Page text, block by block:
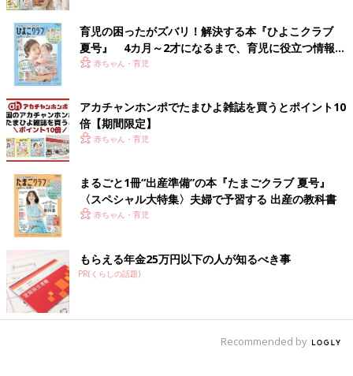
出典：Instagramアカウント「toytoygacha」
toytoygachaさんは持っていたら目立つこと間違いないフーセン
ガムのエコバッグをゲット。オレンジ、コーラ、オレンジ、ヨー
グルト、いちごガムなどのパッケージが懐かしいですね。全種類
ゲットしたそうです！うらやましい！
ディズニーのエコバッグはディズーンランドのカプ
セルトイで！
育児の困ったがズバリ！解決する本『ひよこクラブ
夏号』 4カ月～2才になるまで、育児に役立つ情報が
いっぱい！
赤ちゃん・育児
アカチャンホンポでたまひよ雑誌を買うとポイント10
倍【期間限定】
赤ちゃん・育児
まるごと1冊“出産準備”の本『たまごクラブ 夏号』
〈スペシャル大特集〉夫婦で予習する 出産の教科書
赤ちゃん・育児
もらえる年金25万円以下の人が知るべき事
PR(くらしの話題)
Recommended by